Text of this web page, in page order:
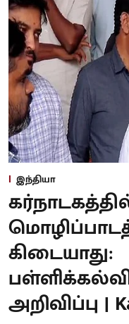
இந்தியா
கிடையாது:
அறிவிப்பு |